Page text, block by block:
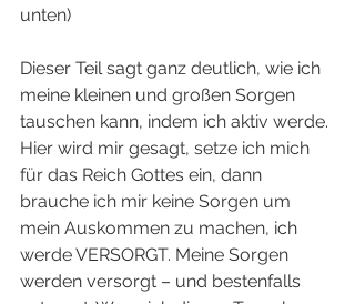
unten)
Dieser Teil sagt ganz deutlich, wie ich
meine kleinen und großen Sorgen
tauschen kann, indem ich aktiv werde.
Hier wird mir gesagt, setze ich mich
für das Reich Gottes ein, dann
brauche ich mir keine Sorgen um
mein Auskommen zu machen, ich
werde VERSORGT. Meine Sorgen
werden versorgt – und bestenfalls